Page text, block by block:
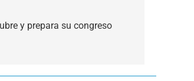
y prepara su congreso